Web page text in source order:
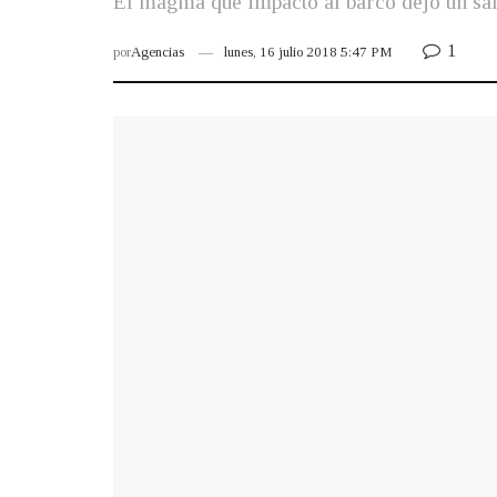
porAgencias lunes, 16 julio 2018 5:47 PM 1